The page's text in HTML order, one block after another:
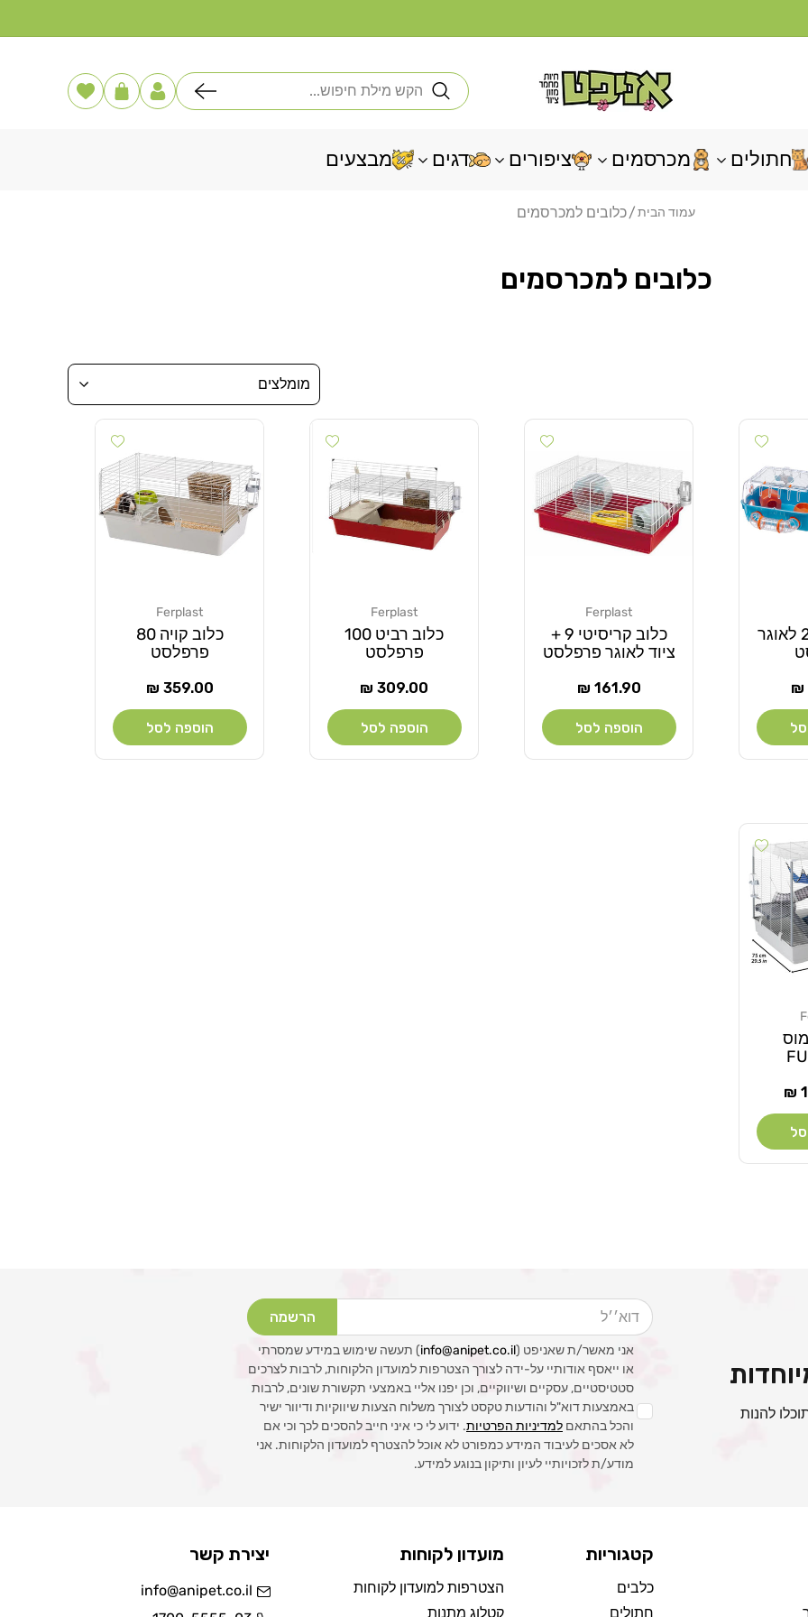
חיפוש עֲגָלָההרשימה
שלי
חתולים מכרסמים ציפורים דגים מבצעים
עמוד הבית כלובים למכרסמים
כלובים למכרסמים
מומלצים
Add wishlist
כלוב קומבי 2 לאוגר
Add wishlist
Ferplast
כלוב קריסיטי 9 +
ציוד לאוגר פרפלסט
מחיר
161.90 ₪
הוספה לסל
Add wishlist
Ferplast
כלוב רביט 100
פרפלסט
מחיר
309.00 ₪
הוספה לסל
Add wishlist
Ferplast
כלוב קויה 80
פרפלסט
מחיר
359.00 ₪
הוספה לסל
Add wishlist
להנות
דוא׳׳ל הרשמה
אני מאשר/ת שאניפט (info@anipet.co.il) תעשה שימוש במידע שמסרתי
או ייאסף אודותיי על-ידה לצורך הצטרפות למועדון הלקוחות, לרבות לצרכים
סטטיסטיים, עסקיים ושיווקיים, וכן יפנו אליי באמצעי תקשורת שונים, לרבות
באמצעות דוא"ל והודעות טקסט לצורך משלוח הצעות שיווקיות ודיוור ישיר
והכל בהתאם למדיניות הפרטיות. ידוע לי כי איני חייב להסכים לכך וכי אם
לא אסכים לעיבוד המידע כמפורט לא אוכל להצטרף למועדון הלקוחות. אני
מודע/ת לזכויותיי לעיון ותיקון בנוגע למידע.
קטגוריות
כלבים
חתולים
מועדון לקוחות
הצטרפות למועדון לקוחות
קטלוג מתנות
יצירת קשר
info@anipet.co.il